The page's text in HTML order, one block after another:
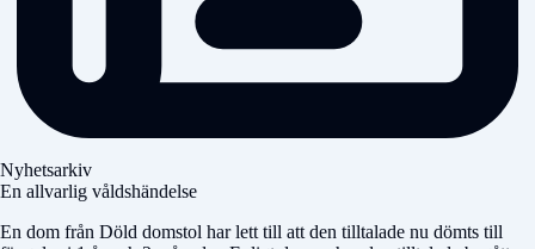
Nyhetsarkiv
En allvarlig våldshändelse
En dom från Döld domstol har lett till att den tilltalade nu dömts till